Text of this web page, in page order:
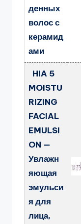
денных
волос с
керамид
ами
HIA 5
MOISTU
RIZING
FACIAL
EMULSI
ON —
Увлажн
яющая
эмульси
я для
лица,